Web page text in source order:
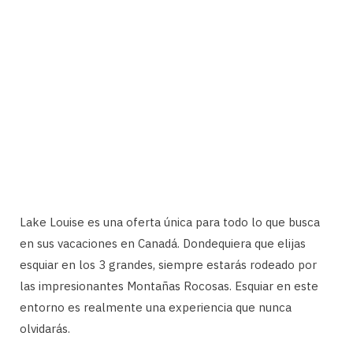
Lake Louise es una oferta única para todo lo que busca
en sus vacaciones en Canadá. Dondequiera que elijas
esquiar en los 3 grandes, siempre estarás rodeado por
las impresionantes Montañas Rocosas. Esquiar en este
entorno es realmente una experiencia que nunca
olvidarás.